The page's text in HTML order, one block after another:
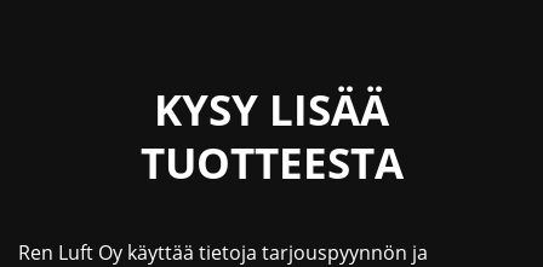
KYSY LISÄÄ
TUOTTEESTA
Ren Luft Oy käyttää tietoja tarjouspyynnön ja